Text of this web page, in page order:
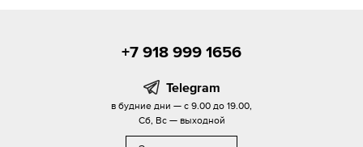
+7 918 999 1656
Telegram
в будние дни — с 9.00 до 19.00,
Сб, Вс — выходной